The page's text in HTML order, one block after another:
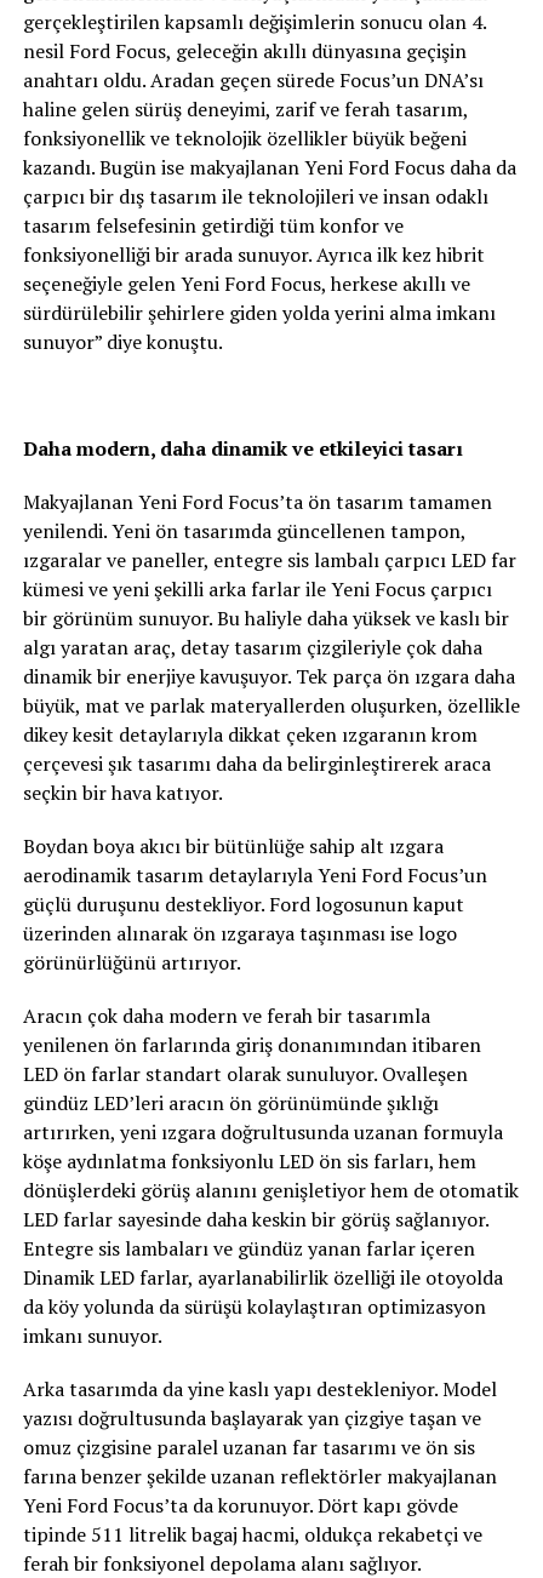
gerçekleştirilen kapsamlı değişimlerin sonucu olan 4.
nesil Ford Focus, geleceğin akıllı dünyasına geçişin
anahtarı oldu. Aradan geçen sürede Focus’un DNA’sı
haline gelen sürüş deneyimi, zarif ve ferah tasarım,
fonksiyonellik ve teknolojik özellikler büyük beğeni
kazandı. Bugün ise makyajlanan Yeni Ford Focus daha da
çarpıcı bir dış tasarım ile teknolojileri ve insan odaklı
tasarım felsefesinin getirdiği tüm konfor ve
fonksiyonelliği bir arada sunuyor. Ayrıca ilk kez hibrit
seçeneğiyle gelen Yeni Ford Focus, herkese akıllı ve
sürdürülebilir şehirlere giden yolda yerini alma imkanı
sunuyor” diye konuştu.
Daha modern, daha dinamik ve etkileyici tasarı
Makyajlanan Yeni Ford Focus’ta ön tasarım tamamen
yenilendi. Yeni ön tasarımda güncellenen tampon,
ızgaralar ve paneller, entegre sis lambalı çarpıcı LED far
kümesi ve yeni şekilli arka farlar ile Yeni Focus çarpıcı
bir görünüm sunuyor. Bu haliyle daha yüksek ve kaslı bir
algı yaratan araç, detay tasarım çizgileriyle çok daha
dinamik bir enerjiye kavuşuyor. Tek parça ön ızgara daha
büyük, mat ve parlak materyallerden oluşurken, özellikle
dikey kesit detaylarıyla dikkat çeken ızgaranın krom
çerçevesi şık tasarımı daha da belirginleştirerek araca
seçkin bir hava katıyor.
Boydan boya akıcı bir bütünlüğe sahip alt ızgara
aerodinamik tasarım detaylarıyla Yeni Ford Focus’un
güçlü duruşunu destekliyor. Ford logosunun kaput
üzerinden alınarak ön ızgaraya taşınması ise logo
görünürlüğünü artırıyor.
Aracın çok daha modern ve ferah bir tasarımla
yenilenen ön farlarında giriş donanımından itibaren
LED ön farlar standart olarak sunuluyor. Ovalleşen
gündüz LED’leri aracın ön görünümünde şıklığı
artırırken, yeni ızgara doğrultusunda uzanan formuyla
köşe aydınlatma fonksiyonlu LED ön sis farları, hem
dönüşlerdeki görüş alanını genişletiyor hem de otomatik
LED farlar sayesinde daha keskin bir görüş sağlanıyor.
Entegre sis lambaları ve gündüz yanan farlar içeren
Dinamik LED farlar, ayarlanabilirlik özelliği ile otoyolda
da köy yolunda da sürüşü kolaylaştıran optimizasyon
imkanı sunuyor.
Arka tasarımda da yine kaslı yapı destekleniyor. Model
yazısı doğrultusunda başlayarak yan çizgiye taşan ve
omuz çizgisine paralel uzanan far tasarımı ve ön sis
farına benzer şekilde uzanan reflektörler makyajlanan
Yeni Ford Focus’ta da korunuyor. Dört kapı gövde
tipinde 511 litrelik bagaj hacmi, oldukça rekabetçi ve
ferah bir fonksiyonel depolama alanı sağlıyor.